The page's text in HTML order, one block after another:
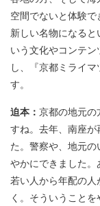
空間でないと体験
新しい名物になると
いう文化やコンテ
し、『京都ミライ
す。
迫本： 京都の地元の
すね。去年、南座
た。警察や、地元
やかにできました。
若い人から年配の
く。そういうこと